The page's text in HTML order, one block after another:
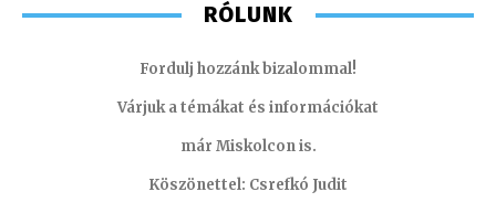
RÓLUNK
Fordulj hozzánk bizalommal!
Várjuk a témákat és információkat
már Miskolcon is.
Köszönettel: Csrefkó Judit